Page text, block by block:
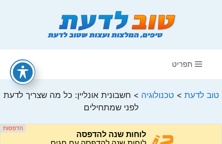
תפריט
טוב לדעת >טכנולוגיה > חשבונית אונליין: כל מה שצריך לדעת
לפני שמתחילים